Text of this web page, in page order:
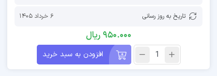
تاریخ به روز رسانی 6 خرداد 1405
950.000 ریال
افزودن به سبد خرید